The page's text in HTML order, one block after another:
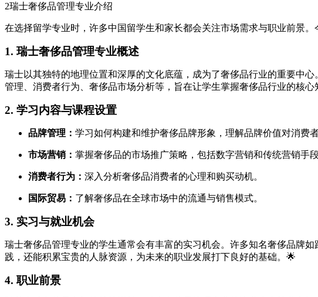
2瑞士奢侈品管理专业介绍
在选择留学专业时，许多中国留学生和家长都会关注市场需求与职业前景
1. 瑞士奢侈品管理专业概述
瑞士以其独特的地理位置和深厚的文化底蕴，成为了奢侈品行业的重要中
管理、消费者行为、奢侈品市场分析等，旨在让学生掌握奢侈品行业的核心
2. 学习内容与课程设置
品牌管理： 学习如何构建和维护奢侈品牌形象，理解品牌价值对消费者
市场营销： 掌握奢侈品的市场推广策略，包括数字营销和传统营销手段
消费者行为： 深入分析奢侈品消费者的心理和购买动机。
国际贸易： 了解奢侈品在全球市场中的流通与销售模式。
3. 实习与就业机会
瑞士奢侈品管理专业的学生通常会有丰富的实习机会。许多知名奢侈品牌
践，还能积累宝贵的人脉资源，为未来的职业发展打下良好的基础。🌟
4. 职业前景